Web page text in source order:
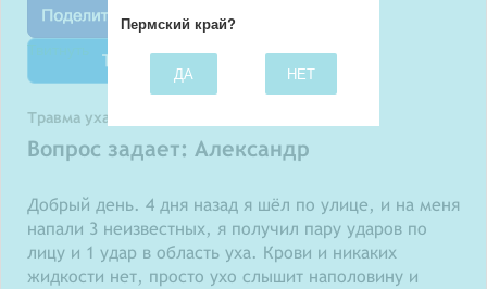
Твитнуть
Травма уха
Вопрос задает: Александр
Добрый день. 4 дня назад я шёл по улице, и на меня
напали 3 неизвестных, я получил пару ударов по
лицу и 1 удар в область уха. Крови и никаких
жидкости нет, просто ухо слышит наполовину и
Пермский край?
ДА НЕТ